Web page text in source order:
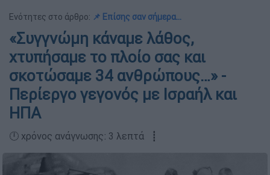
Ενότητες στο άρθρο: 📌 Επίσης σαν σήμερα…
«Συγγνώμη κάναμε λάθος,
χτυπήσαμε το πλοίο σας και
σκοτώσαμε 34 ανθρώπους…» -
Περίεργο γεγονός με Ισραήλ και
ΗΠΑ
🕛 χρόνος ανάγνωσης: 3 λεπτά ┋